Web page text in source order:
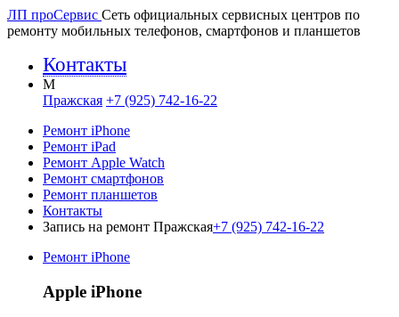
ЛП проСервис Сеть официальных сервисных центров по
ремонту мобильных телефонов, смартфонов и планшетов
Контакты
M
Пражская +7 (925) 742-16-22
Ремонт iPhone
Ремонт iPad
Ремонт Apple Watch
Ремонт смартфонов
Ремонт планшетов
Контакты
Запись на ремонт Пражская+7 (925) 742-16-22
Ремонт iPhone
Apple iPhone